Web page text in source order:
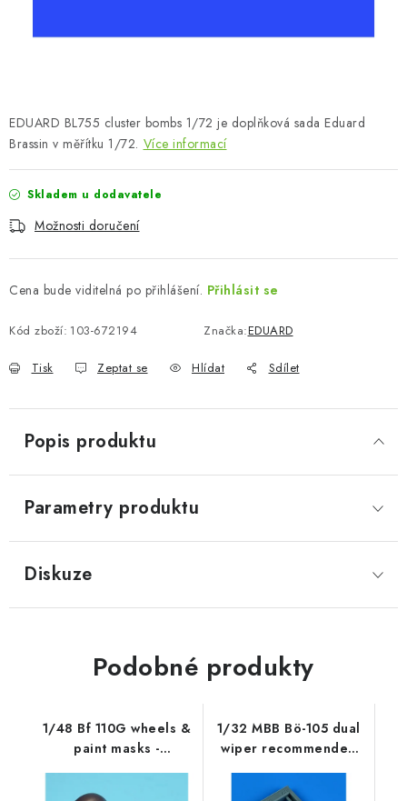
Podmínky ochrany osobních údajů
Reklamační řád
Velkoobchod (B2B)
EDUARD BL755 cluster bombs 1/72 je doplňková sada Eduard
Brassin v měřítku 1/72. Více informací
Skladem u dodavatele
Možnosti doručení
Cena bude viditelná po přihlášení. Přihlásit se
Kód zboží: 103-672194 Značka:EDUARD
Tisk Zeptat se Hlídat Sdílet
Popis produktu
Parametry produktu
Diskuze
Podobné produkty
1/48 Bf 110G wheels &
paint masks -
MONOGRAM
1/32 MBB Bö-105 dual
wiper recommended
for Revell